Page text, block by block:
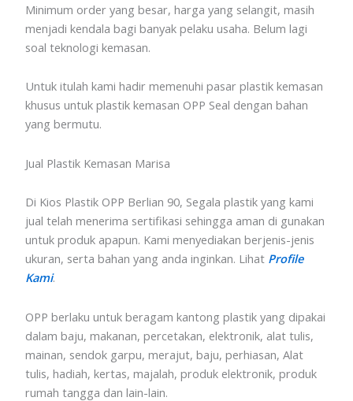
Minimum order yang besar, harga yang selangit, masih
menjadi kendala bagi banyak pelaku usaha. Belum lagi
soal teknologi kemasan.
Untuk itulah kami hadir memenuhi pasar plastik kemasan
khusus untuk plastik kemasan OPP Seal dengan bahan
yang bermutu.
Jual Plastik Kemasan Marisa
Di Kios Plastik OPP Berlian 90, Segala plastik yang kami
jual telah menerima sertifikasi sehingga aman di gunakan
untuk produk apapun. Kami menyediakan berjenis-jenis
ukuran, serta bahan yang anda inginkan. Lihat Profile
Kami.
OPP berlaku untuk beragam kantong plastik yang dipakai
dalam baju, makanan, percetakan, elektronik, alat tulis,
mainan, sendok garpu, merajut, baju, perhiasan, Alat
tulis, hadiah, kertas, majalah, produk elektronik, produk
rumah tangga dan lain-lain.